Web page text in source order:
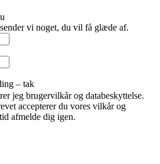
vi noget, du vil få glæde af.
– tak
jeg brugervilkår og databeskyttelse.
accepterer du vores vilkår og
afmelde dig igen.